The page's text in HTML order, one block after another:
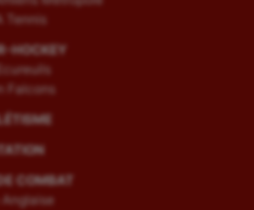
Tennis
HOCKEY
Falcons
COMBAT
Anglaise